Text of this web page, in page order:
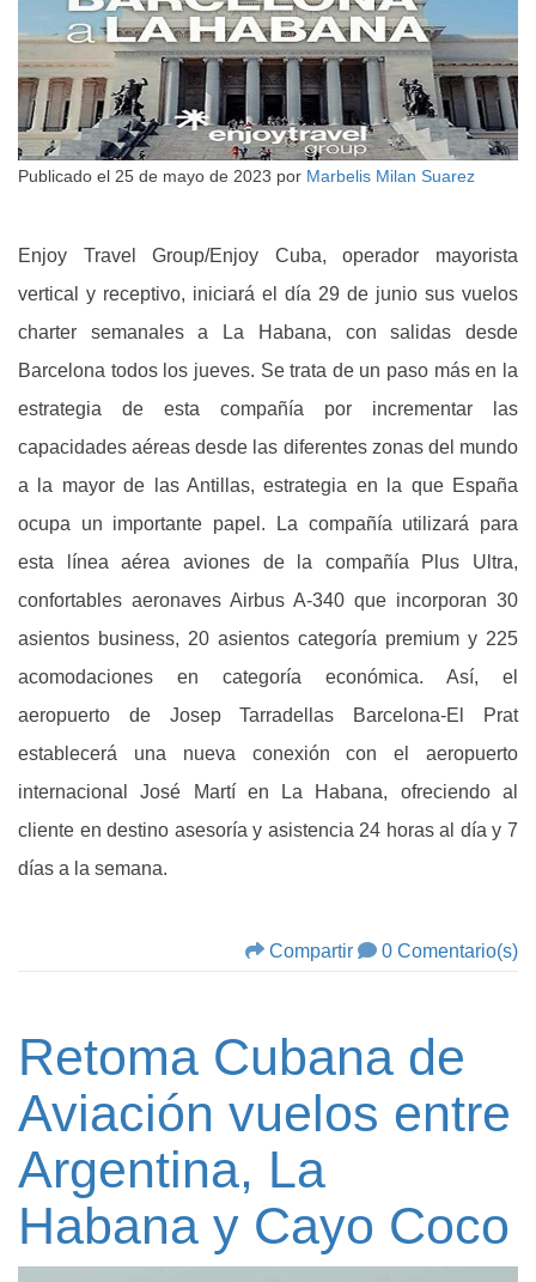
Publicado el 25 de mayo de 2023 por Marbelis Milan Suarez
Enjoy Travel Group/Enjoy Cuba, operador mayorista
vertical y receptivo, iniciará el día 29 de junio sus vuelos
charter semanales a La Habana, con salidas desde
Barcelona todos los jueves. Se trata de un paso más en la
estrategia de esta compañía por incrementar las
capacidades aéreas desde las diferentes zonas del mundo
a la mayor de las Antillas, estrategia en la que España
ocupa un importante papel. La compañía utilizará para
esta línea aérea aviones de la compañía Plus Ultra,
confortables aeronaves Airbus A-340 que incorporan 30
asientos business, 20 asientos categoría premium y 225
acomodaciones en categoría económica. Así, el
aeropuerto de Josep Tarradellas Barcelona-El Prat
establecerá una nueva conexión con el aeropuerto
internacional José Martí en La Habana, ofreciendo al
cliente en destino asesoría y asistencia 24 horas al día y 7
días a la semana.
Compartir 0 Comentario(s)
Retoma Cubana de
Aviación vuelos entre
Argentina, La
Habana y Cayo Coco